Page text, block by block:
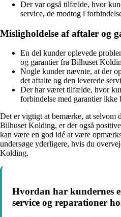
Der var også tilfælde, hvor
service, de modtog i
Misligholdelse af aftaler og
En del kunder oplevede
og garantier fra Bilhuset
Nogle kunder nævnte, at der
det aftalte og den leverede
Der har været tilfælde, hvor
forbindelse med garantier ikke
Det er vigtigt at bemærke, at selvom
Bilhuset Kolding, er der også
kan være en god idé at være
undersøge yderligere, hvis du
Kolding.
Hvordan har kundernes
service og reparationer